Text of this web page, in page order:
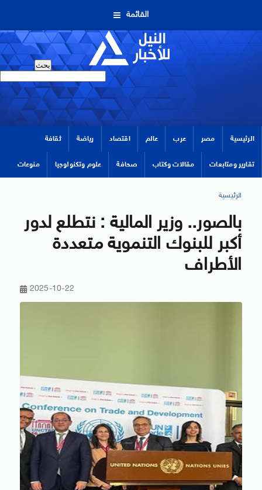
القائمة
الرئيسية مصر عرب عالم اقتصاد رياضة ثقافة
تقارير ومتابعات مقالات وكتاب صحافة علوم وتكنولوجيا منوعات
الرئيسية
بالصور.. وزير المالية : نتطلع لدور
أكبر للبنوك التنموية متعددة
الأطراف
2025-10-22